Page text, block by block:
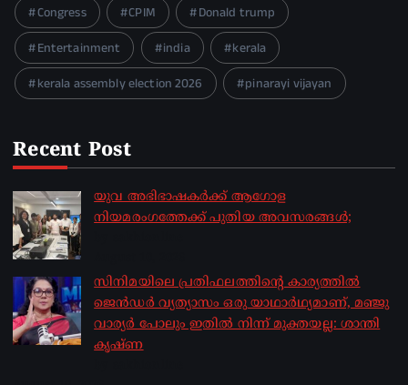
Congress CPIM
Donald trump
Entertainment
india
kerala
kerala assembly election 2026
pinarayi vijayan
Recent Post
യുവ അഭിഭാഷകർക്ക് ആഗോള
നിയമരംഗത്തേക്ക് പുതിയ അവസരങ്ങൾ;
സിനിമയിലെ പ്രതിഫലത്തിന്റെ കാര്യത്തില്‍
ജെന്‍ഡര്‍ വ്യത്യാസം ഒരു യാഥാര്‍ഥ്യമാണ്, മഞ്ജു
വാര്യര്‍ പോലും ഇതില്‍ നിന്ന് മുക്തയല്ല: ശാന്തി
കൃഷ്ണ